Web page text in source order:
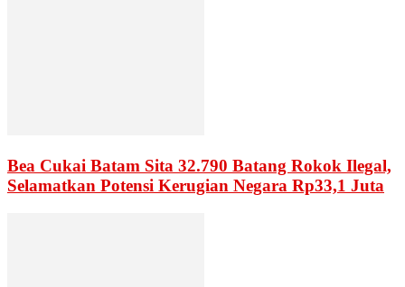
Bea Cukai Batam Sita 32.790 Batang Rokok Ilegal,
Selamatkan Potensi Kerugian Negara Rp33,1 Juta